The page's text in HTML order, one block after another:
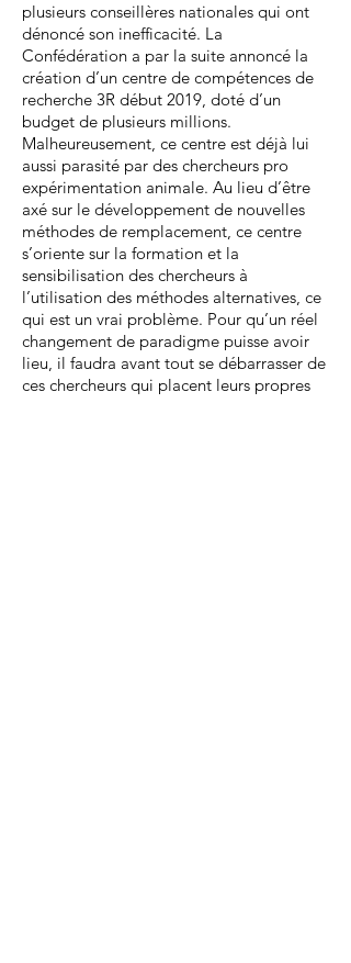
plusieurs conseillères nationales qui ont
dénoncé son inefficacité. La
Confédération a par la suite annoncé la
création d’un centre de compétences de
recherche 3R début 2019, doté d’un
budget de plusieurs millions.
Malheureusement, ce centre est déjà lui
aussi parasité par des chercheurs pro
expérimentation animale. Au lieu d’être
axé sur le développement de nouvelles
méthodes de remplacement, ce centre
s’oriente sur la formation et la
sensibilisation des chercheurs à
l’utilisation des méthodes alternatives, ce
qui est un vrai problème. Pour qu’un réel
changement de paradigme puisse avoir
lieu, il faudra avant tout se débarrasser de
ces chercheurs qui placent leurs propres